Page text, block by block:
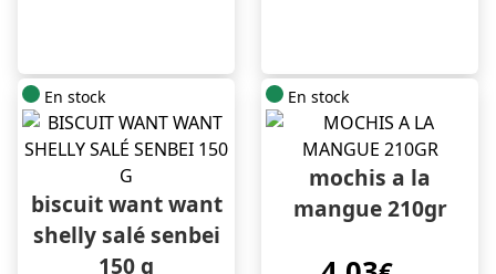
En stock
biscuit want want
shelly salé senbei
150 g
En stock
mochis a la
mangue 210gr